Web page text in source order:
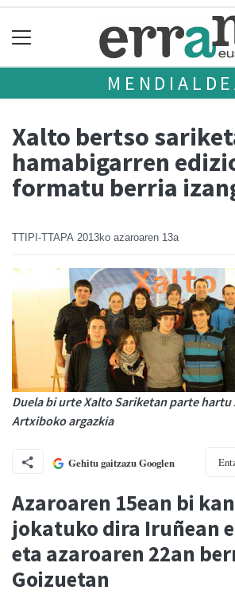
Xalto bertso
hamabigarren
formatu berria
TTIPI-TTAPA 2013ko azaroaren 13a
Duela bi urte Xalto Sariketan parte
Artxiboko argazkia
Gehitu gaitzazu Googlen
Azaroaren 15ean bi
jokatuko dira Iruñean
eta azaroaren 22an
Goizuetan